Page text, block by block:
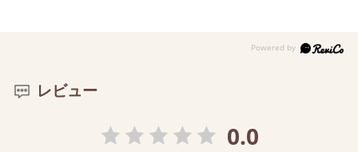
レビュー
0.0